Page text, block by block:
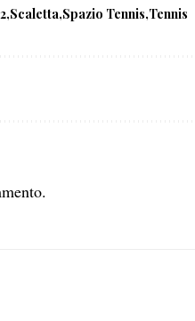
Scaletta Spazio Tennis Tennis